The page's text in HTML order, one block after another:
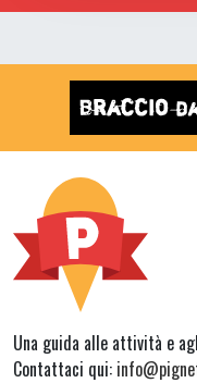
Una guida alle attività e
Contattaci qui: